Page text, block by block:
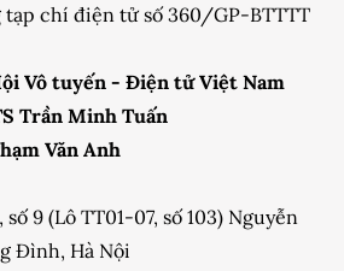
tạp chí điện tử số 360/GP-BTTTT
Vô tuyến - Điện tử Việt Nam
Trần Minh Tuấn
Văn Anh
9 (Lô TT01-07, số 103) Nguyễn
Đình, Hà Nội